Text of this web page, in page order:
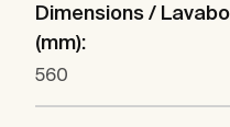
Dimensions /
(mm):
560